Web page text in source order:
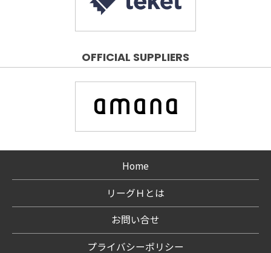
OFFICIAL SUPPLIERS
Home
リーグＨとは
お問い合せ
プライバシーポリシー